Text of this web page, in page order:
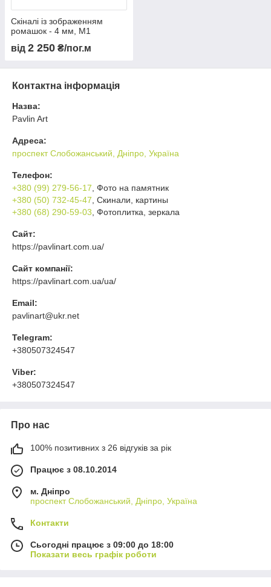
Скіналі із зображенням
ромашок - 4 мм, М1
від 2 250 ₴/пог.м
Контактна інформація
Назва:
Pavlin Art
Адреса:
проспект Слобожанський, Дніпро, Україна
Телефон:
+380 (99) 279-56-17 , Фото на памятник
+380 (50) 732-45-47 , Скинали, картины
+380 (68) 290-59-03 , Фотоплитка, зеркала
Сайт:
https://pavlinart.com.ua/
Сайт компанії:
https://pavlinart.com.ua/ua/
Email:
pavlinart@ukr.net
Telegram:
+380507324547
Viber:
+380507324547
Про нас
100% позитивних з 26 відгуків за рік
Працює з 08.10.2014
м. Дніпро
проспект Слобожанський, Дніпро, Україна
Контакти
Сьогодні працює з 09:00 до 18:00
Показати весь графік роботи